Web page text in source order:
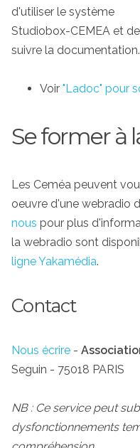
d'utiliser le système
Studiobox-CEMEA et de
suivre la documentation.
Voir "Ladoc" pour
Se former à
Les Ceméa peuvent
oeuvre d'une webradio
nous pour plus
la webradio sont
ligne Yakamédia.
Contact
Nous écrire -
Seguin - 75018 PARIS
NB : Ce service peut
dysfonctionnements